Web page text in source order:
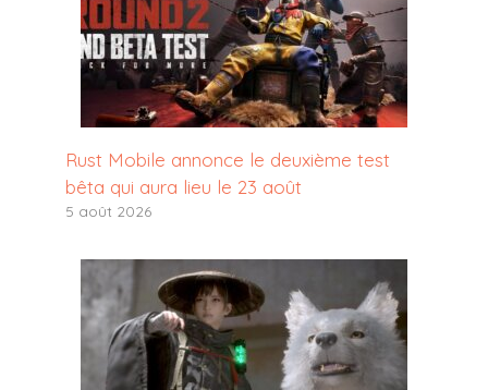
Rust Mobile annonce le deuxième test
bêta qui aura lieu le 23 août
5 août 2026